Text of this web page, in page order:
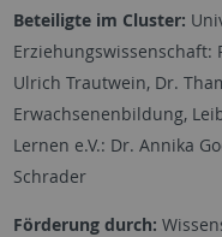
Beteiligte im Cluster:
Erziehungswissenschaft:
Ulrich Trautwein, Dr.
Erwachsenenbildung,
Lernen e.V.: Dr. Annika
Schrader
Förderung durch: